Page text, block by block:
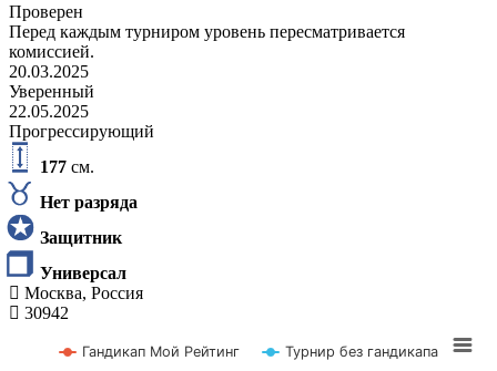
Проверен
Перед каждым турниром уровень пересматривается
комиссией.
20.03.2025
Уверенный
22.05.2025
Прогрессирующий
177 см.
Нет разряда
Защитник
Универсал
Москва, Россия
30942
Гандикап Мой Рейтинг Турнир без гандикапа